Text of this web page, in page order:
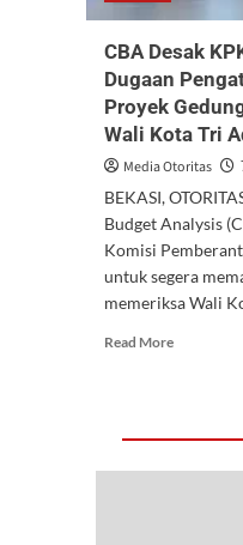
CBA Desak
Dugaan
Proyek
Wali Kota Tri
Media Otoritas
BEKASI,
Budget Analysis
Komisi
untuk segera
memeriksa Wali
Read More